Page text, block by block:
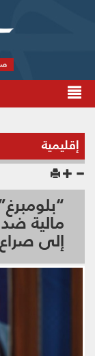
إقليمية
مالية ضد
إلى